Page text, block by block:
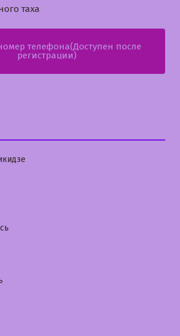
таха
телефона(Доступен после
регистрации)